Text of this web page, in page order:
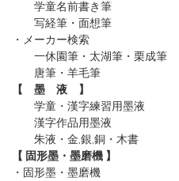
学童名前書き筆
写経筆・面想筆
・メーカー検索
一休園筆 ・太湖筆 ・栗成筆
唐筆 ・羊毛筆
【 墨 液 】
学童・漢字練習用墨液
漢字作品用墨液
朱液・金,銀,銅・木書
【 固形墨・墨磨機 】
・固形墨 ・墨磨機